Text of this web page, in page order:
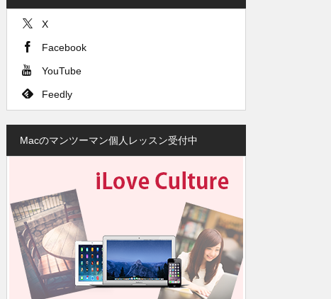
X
Facebook
YouTube
Feedly
Macのマンツーマン個人レッスン受付中